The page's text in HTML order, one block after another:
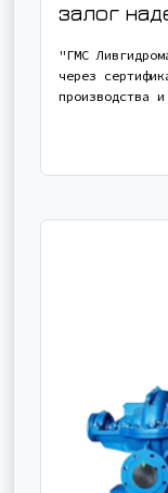
залог
"ГМС
через
производства